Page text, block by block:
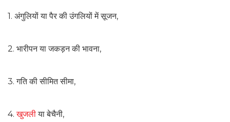
1. अंगुलियों या पैर की उंगलियों में सूजन,
2. भारीपन या जकड़न की भावना,
3. गति की सीमित सीमा,
4.खुजलीया बेचैनी,